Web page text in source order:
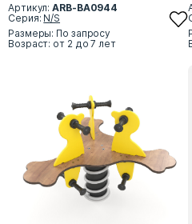
Артикул:ARB-BA0944
Серия: N/S
Размеры: По запросу
Возраст: от 2 до 7 лет